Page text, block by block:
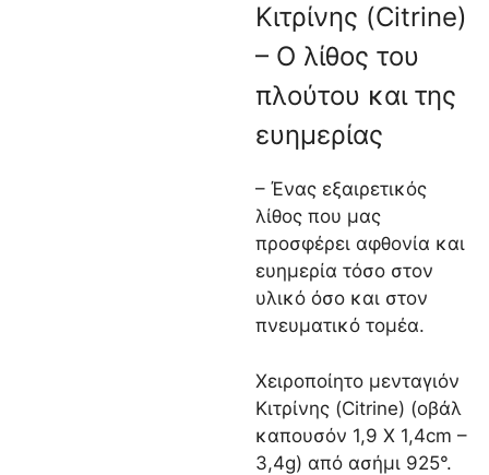
Κιτρίνης (Citrine)
– Ο λίθος του
πλούτου και της
ευημερίας
– Ένας εξαιρετικός
λίθος που μας
προσφέρει αφθονία και
ευημερία τόσο στον
υλικό όσο και στον
πνευματικό τομέα.
Χειροποίητο μενταγιόν
Κιτρίνης (Citrine) (οβάλ
καπουσόν 1,9 Χ 1,4cm –
3,4g) από ασήμι 925°.